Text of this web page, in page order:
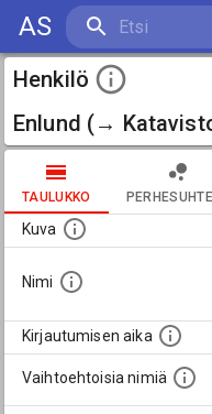
AS
Henkilö
Enlund (→
(1879-1964)
TAULUKKO
Kuva
Nimi
Kirjautumisen aika
Vaihtoehtoisia nimiä